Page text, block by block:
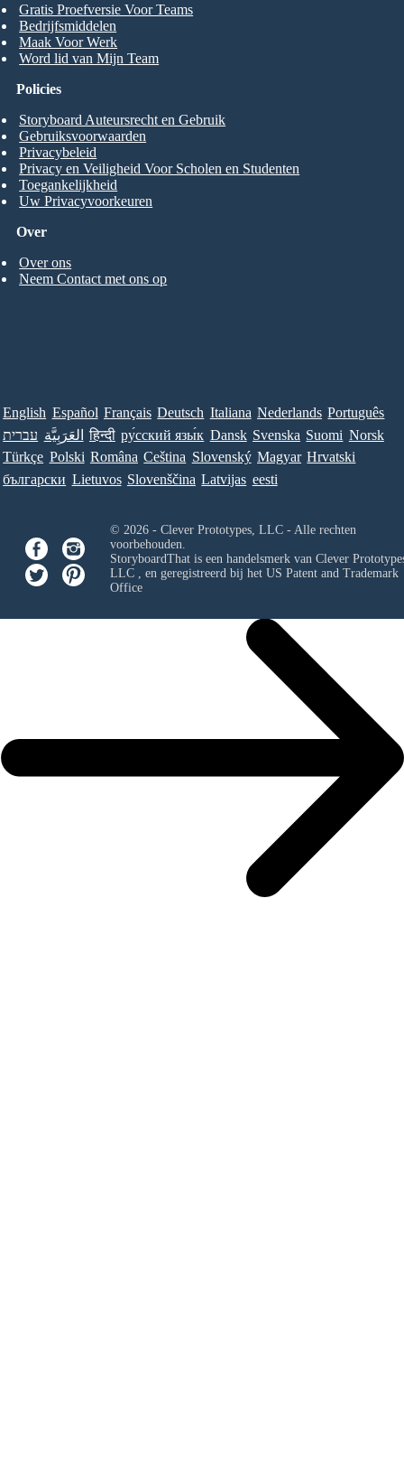
Gratis Proefversie Voor Teams
Bedrijfsmiddelen
Maak Voor Werk
Word lid van Mijn Team
Over
Over ons
Neem Contact met ons op
Policies
Storyboard Auteursrecht en Gebruik
Gebruiksvoorwaarden
Privacybeleid
Privacy en Veiligheid Voor Scholen en Studenten
Toegankelijkheid
Uw Privacyvoorkeuren
English Español Français Deutsch Italiana Nederlands Português
עברית العَرَبِيَّة हिन्दी ру́сский язы́к Dansk Svenska Suomi Norsk
Türkçe Polski Româna Ceština Slovenský Magyar Hrvatski
български Lietuvos Slovenščina Latvijas eesti
© 2026 - Clever Prototypes, LLC - Alle rechten
voorbehouden.
StoryboardThat is een handelsmerk van Clever
LLC, en geregistreerd bij het US Patent and Trademark
Office